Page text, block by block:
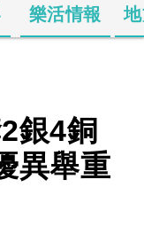
樂活情報
銀4銅
異舉重